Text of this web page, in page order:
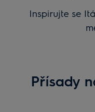
Inspirujte se
Přísady